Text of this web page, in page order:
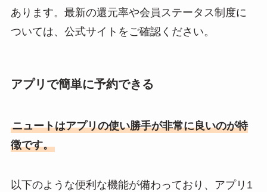
あります。最新の還元率や会員ステータス制度に
ついては、公式サイトをご確認ください。
アプリで簡単に予約できる
ニュートはアプリの使い勝手が非常に良いのが特
徴です。
以下のような便利な機能が備わっており、アプリ1